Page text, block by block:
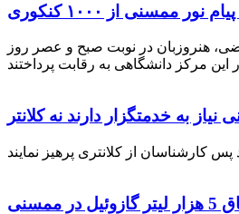
نور ممسنی از ۱۰۰۰ کنکوری
در رشته های علوم تجربی، علوم ریاضی، هنروزبان در نوبت صبح و عصر روز
به خدمتگزار دارند نه کلانتر
در ممسنی